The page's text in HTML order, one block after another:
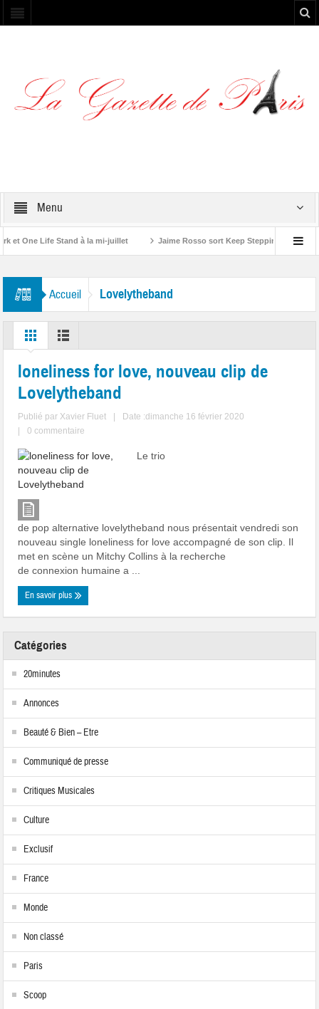
Menu
et One Life Stand à la mi-juillet Jaime Rosso sort Keep Stepping, son nouvel
Accueil Lovelytheband
loneliness for love, nouveau clip de
Lovelytheband
Publié par Xavier Fluet
Date :dimanche 16 février 2020
0 commentaire
Le trio
de pop alternative lovelytheband nous présentait vendredi son
nouveau single loneliness for love accompagné de son clip. Il
met en scène un Mitchy Collins à la recherche
de connexion humaine a ...
En savoir plus
Catégories
20minutes
Annonces
Beauté & Bien – Etre
Communiqué de presse
Critiques Musicales
Culture
Exclusif
France
Monde
Non classé
Paris
Scoop